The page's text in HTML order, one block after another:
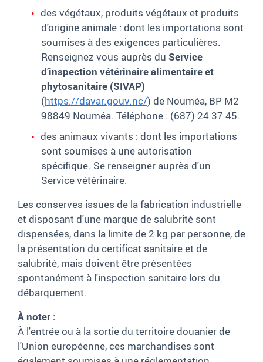
des végétaux, produits végétaux et produits
d'origine animale : dont les importations sont
soumises à des exigences particulières.
Renseignez vous auprès du Service
d’inspection vétérinaire alimentaire et
phytosanitaire (SIVAP)
(https://davar.gouv.nc/) de Nouméa, BP M2
98849 Nouméa. Téléphone : (687) 24 37 45.
des animaux vivants : dont les importations
sont soumises à une autorisation
spécifique. Se renseigner auprès d'un
Service vétérinaire.
Les conserves issues de la fabrication industrielle
et disposant d'une marque de salubrité sont
dispensées, dans la limite de 2 kg par personne, de
la présentation du certificat sanitaire et de
salubrité, mais doivent être présentées
spontanément à l'inspection sanitaire lors du
débarquement.
À noter :
À l'entrée ou à la sortie du territoire douanier de
l'Union européenne, ces marchandises sont